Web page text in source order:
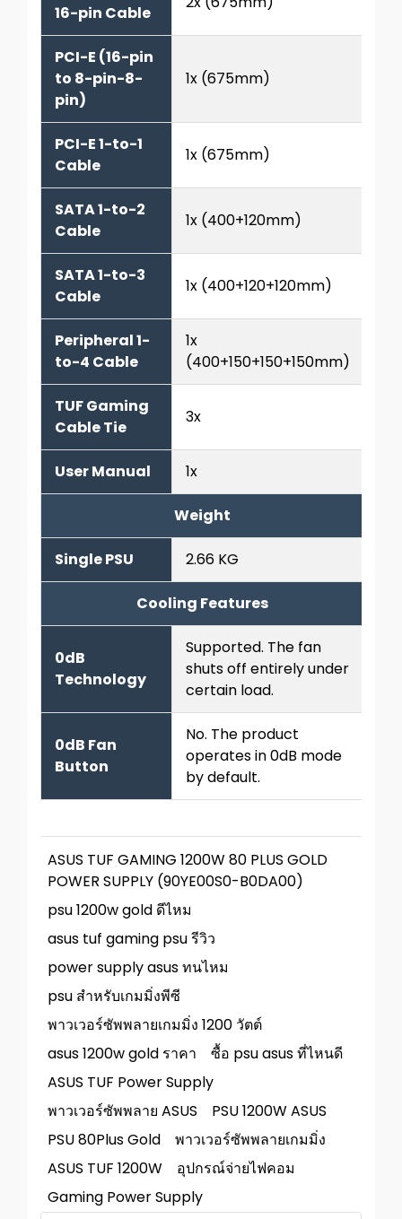
16-pin Cable
PCI-E (16-pin
to 8-pin-8-
pin)
1x (675mm)
PCI-E 1-to-1
Cable
1x (675mm)
SATA 1-to-2
Cable
1x (400+120mm)
SATA 1-to-3
Cable
1x (400+120+120mm)
Peripheral 1-
to-4 Cable
1x
(400+150+150+150mm)
TUF Gaming
Cable Tie
3x
User Manual 1x
Weight
Single PSU 2.66 KG
Cooling Features
0dB
Technology
Supported. The fan
shuts off entirely under
certain load.
0dB Fan
Button
No. The product
operates in 0dB mode
by default.
ASUS TUF GAMING 1200W 80 PLUS GOLD
POWER SUPPLY (90YE00S0-B0DA00)
psu 1200w gold ดีไหม
asus tuf gaming psu รีวิว
power supply asus ทนไหม
psu สำหรับเกมมิ่งพีซี
พาวเวอร์ซัพพลายเกมมิ่ง 1200 วัตต์
asus 1200w gold ราคา
ซื้อ psu asus ที่ไหนดี
ASUS TUF Power Supply
พาวเวอร์ซัพพลาย ASUS
PSU 1200W ASUS
PSU 80Plus Gold
พาวเวอร์ซัพพลายเกมมิ่ง
ASUS TUF 1200W
อุปกรณ์จ่ายไฟคอม
Gaming Power Supply